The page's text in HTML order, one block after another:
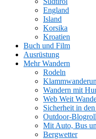
England
Island
Korsika
Kroatien
Buch und Film
Ausrüstung
Mehr Wandern
Rodeln
Wandern mit
Web Weit
Sicherheit in
Outdoor-Blogroll
Mit Auto, Bus
Bergwetter